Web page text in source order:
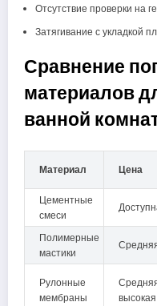
Отсутствие проверки на
Затягивание с укладкой
Сравнение
материалов
ванной
Материал Цена
Цементные
смеси
Полимерные
мастики
Рулонные
мембраны
высокая